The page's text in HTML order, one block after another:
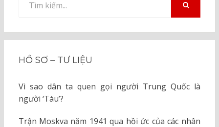
kiếm
HỒ SƠ – TƯ LIỆU
Vì sao dân ta quen gọi người Trung Quốc là
người ‘Tàu’?
Trận Moskva năm 1941 qua hồi ức của các nhân